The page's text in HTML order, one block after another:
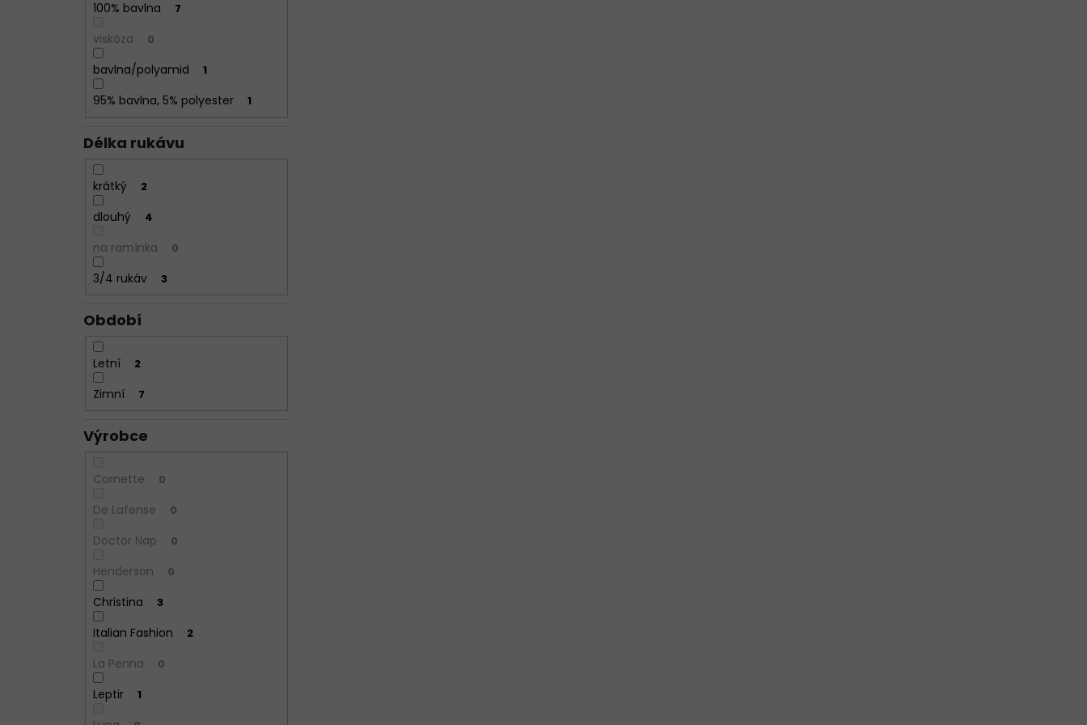
100% bavlna 7
viskóza 0
bavlna/polyamid 1
95% bavlna, 5% polyester 1
Délka rukávu
krátký 2
dlouhý 4
na ramínka 0
3/4 rukáv 3
Období
Letní 2
Zimní 7
Výrobce
Cornette 0
De Lafense 0
Doctor Nap 0
Henderson 0
Christina 3
Italian Fashion 2
La Penna 0
Leptir 1